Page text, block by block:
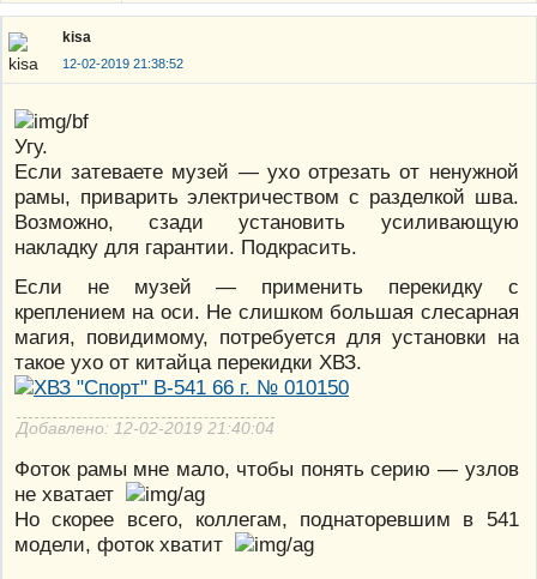
kisa
12-02-2019 21:38:52
Угу.
Если затеваете музей — ухо отрезать от ненужной
рамы, приварить электричеством с разделкой шва.
Возможно, сзади установить усиливающую
накладку для гарантии. Подкрасить.
Если не музей — применить перекидку с
креплением на оси. Не слишком большая слесарная
магия, повидимому, потребуется для установки на
такое ухо от китайца перекидки ХВЗ.
Добавлено: 12-02-2019 21:40:04
Фоток рамы мне мало, чтобы понять серию — узлов
не хватает
Но скорее всего, коллегам, поднаторевшим в 541
модели, фоток хватит